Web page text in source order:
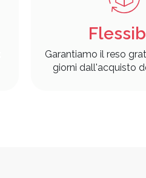
Garantiamo il reso
giorni dall'acquisto